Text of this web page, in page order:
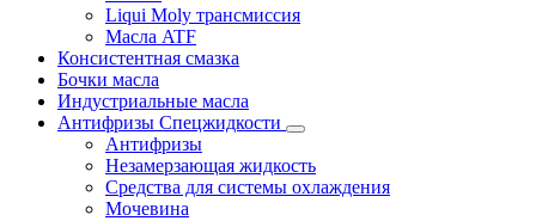
Liqui Moly трансмиссия
Масла ATF
Консистентная смазка
Бочки масла
Индустриальные масла
Антифризы Спецжидкости
Антифризы
Незамерзающая жидкость
Средства для системы охлаждения
Мочевина